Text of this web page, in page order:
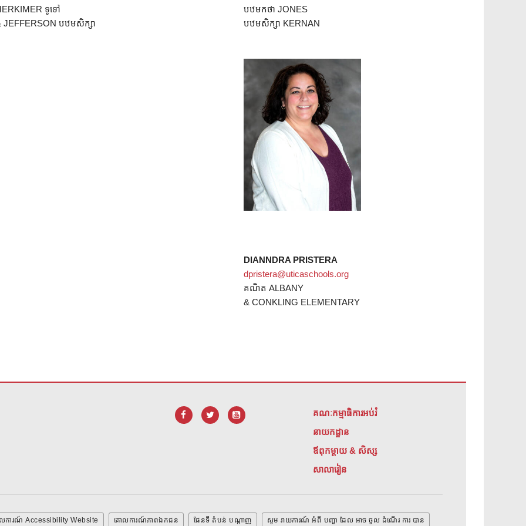
ទូទៅ
JEFFERSON បឋមសិក្សា
បឋមកថា JONES
បឋមសិក្សា KERNAN
DIANNDRA PRISTERA
dpristera@uticaschools.org
គណិត ALBANY
& CONKLING ELEMENTARY
គណៈកម្មាធិការអប់រំ
នាយកដ្ឋាន
ឪពុកម្តាយ & សិស្ស
សាលារៀន
ការណ៍ Accessibility Website គោលការណ៍ភាពឯកជន ផែនទី តំបន់ បណ្ដាញ សូម រាយការណ៍ អំពី បញ្ហា ដែល អាច ចូល ដំណើរ ការ បាន